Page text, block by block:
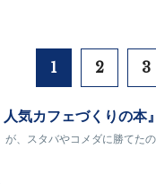
1 2 3
人気カフェづくりの本
が、スタバやコメダに勝てた